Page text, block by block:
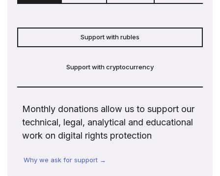
Support with rubles
Support with cryptocurrency
Monthly donations allow us to support our
technical, legal, analytical and educational
work on digital rights protection
Why we ask for support →